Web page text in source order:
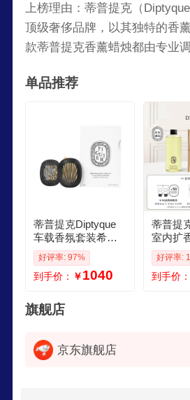
上榜理由：蒂普提克（
顶级奢侈品牌，以其独特的香
款蒂普提克香薰蜡烛都由专业
久。其经典的设计和高雅的包
的点睛之笔，更是品味与格调的
单品推荐
蒂普提克Diptyque
车载香氛套装希腊
无花果车载香水扩
香器汽车香水女神
节礼物
好评率: 97%
到手价： ￥1040
蒂普提
室内扩
补充瓶
人节礼
送女友
好评率:
到手价：
旗舰店
京东旗舰店